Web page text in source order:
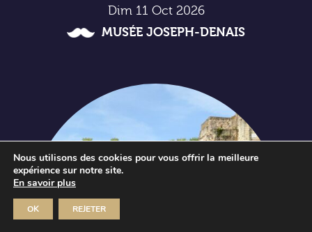
Dim 11 Oct 2026
MUSÉE JOSEPH-DENAIS
Nous utilisons des cookies pour vous offrir la meilleure
expérience sur notre site.
En savoir plus
OK REJETER